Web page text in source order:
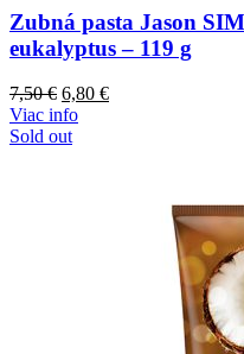
Zubná pasta Jason
eukalyptus – 119 g
7,50€ Pôvodná
cena
bola:
6,80 €Aktuálna
Viac info
Sold out